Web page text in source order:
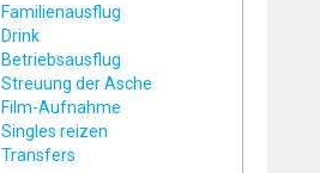
Familienausflug
Drink
Betriebsausflug
Streuung der Asche
Film-Aufnahme
Singles reizen
Transfers